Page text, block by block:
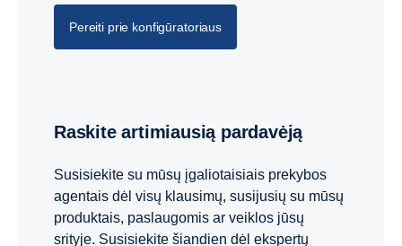
Pereiti prie konfigūratoriaus
Raskite artimiausią pardavėją
Susisiekite su mūsų įgaliotaisiais prekybos
agentais dėl visų klausimų, susijusių su mūsų
produktais, paslaugomis ar veiklos jūsų
srityje. Susisiekite šiandien dėl ekspertų